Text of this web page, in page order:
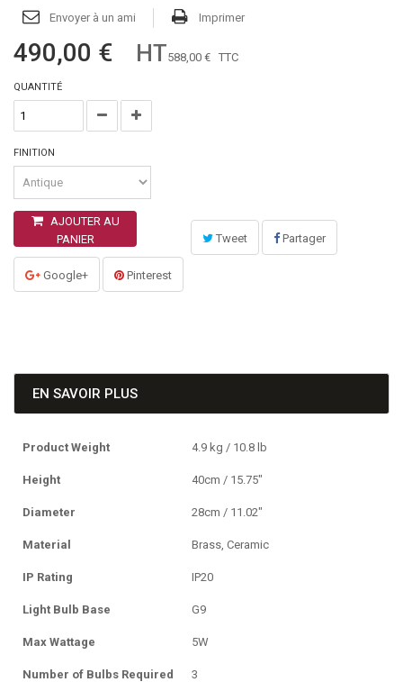
Envoyer à un ami Imprimer
490,00 € HT588,00 € TTC
QUANTITÉ
FINITION
AJOUTER AU
PANIER
Tweet Partager
Google+ Pinterest
EN SAVOIR PLUS
Product Weight 4.9 kg / 10.8 lb
Height 40cm / 15.75"
Diameter 28cm / 11.02"
Material Brass, Ceramic
IP Rating IP20
Light Bulb Base G9
Max Wattage 5W
Number of Bulbs Required 3